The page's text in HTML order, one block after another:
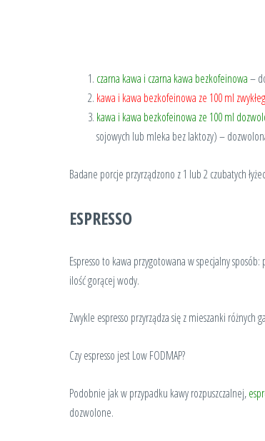
czarna kawa i czarna kawa bezkofeinowa–
kawa i kawa bezkofeinowa ze 100 ml
kawa i kawa bezkofeinowa ze 100 ml
sojowych lub mleka bez laktozy) –
Badane porcje przyrządzono z 1 lub 2 czubatych
ESPRESSO
Espresso to kawa przygotowana w specjalny
ilość gorącej wody.
Zwykle espresso przyrządza się z mieszanki
Czy espresso jest Low FODMAP?
Podobnie jak w przypadku kawy rozpuszczalnej,
dozwolone.